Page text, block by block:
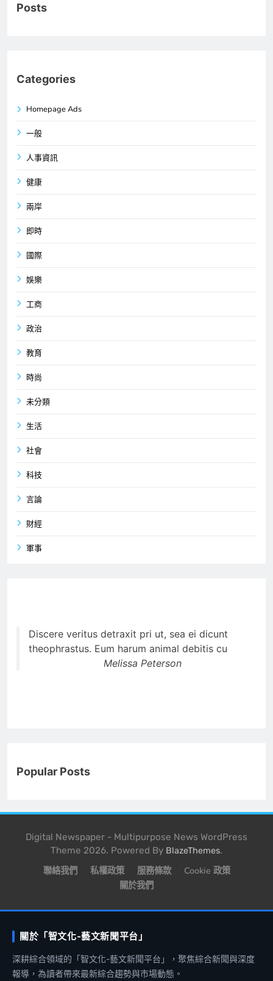
Posts
Categories
Homepage Ads
一般
人事資訊
健康
兩岸
即時
國際
娛樂
工商
政治
教育
時尚
未分類
生活
社會
科技
言論
財經
軍事
Discere veritus detraxit pri ut, sea ei dicunt
theophrastus. Eum harum animal debitis cu
Melissa Peterson
Popular Posts
Digital Newspaper - Multipurpose News WordPress
Theme 2026. Powered By BlazeThemes.
聯絡我們 私權政策 服務條款
Cookie 政策
關於我們
關於「智文化-藝文新聞平台」
深耕綜合領域的「智文化-藝文新聞平台」，聚焦綜合新聞與深度
報導，為讀者帶來最新綜合趨勢與市場動態。